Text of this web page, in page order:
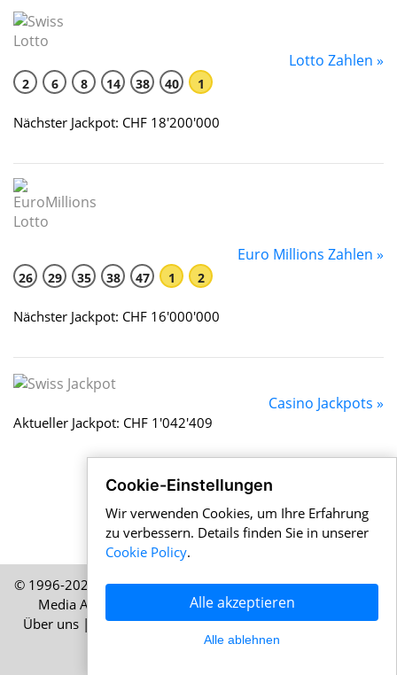
Lotto Zahlen »
2 6 8 14 38 40 1
Nächster Jackpot: CHF 18'200'000
Euro Millions Zahlen »
26 29 35 38 47 1 2
Nächster Jackpot: CHF 16'000'000
Casino Jackpots »
Aktueller Jackpot: CHF 1'042'409
© 1996-2026 Schweizernews.de – Eine Publikation der HELP
Media AG, Zürich, Schweiz – Alle Rechte vorbehalten
Über uns | Impressum|Nutzungsbedingungen|Cookie-
Datenschutz
Cookie-Einstellungen
Wir verwenden Cookies, um Ihre Erfahrung
zu verbessern. Details finden Sie in unserer
Cookie Policy.
Alle akzeptieren
Alle ablehnen